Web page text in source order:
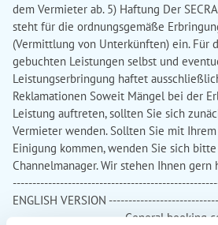
dem Vermieter ab. 5) Haftung Der
steht für die ordnungsgemäße
(Vermittlung von Unterkünften) ein. Für
gebuchten Leistungen selbst und
Leistungserbringung haftet
Reklamationen Soweit Mängel bei der
Leistung auftreten, sollten Sie sich
Vermieter wenden. Sollten Sie mit
Einigung kommen, wenden Sie sich bitte
Channelmanager. Wir stehen Ihnen
ENGLISH VERSION
---------------------------- General booking